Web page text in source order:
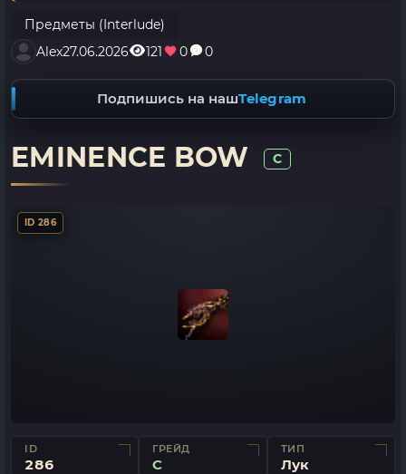
Предметы (Interlude)
Alex27.06.2026 121 0 0
Подпишись на нашTelegram
EMINENCE BOW C
ID 286
ID
286
ГРЕЙД
C
ТИП
Лук